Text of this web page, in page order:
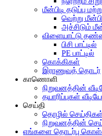
மீன்பிடி தடுப்பு
வெற்று
அச்சிடும்
விளையாட்டு
பிசி பாட்டில்
PE பாட்டில்
கொக்கிகள்
இராணுவத் தொடர்
காணொளி
நிறுவனத்தின்
தயாரிப்புகள்
செய்தி
தொழில்
நிறுவனத்தின்
எங்களை தொடர்பு